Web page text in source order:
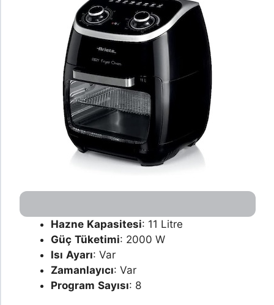
Hazne Kapasitesi: 11 Litre
Güç Tüketimi: 2000 W
Isı Ayarı: Var
Zamanlayıcı: Var
Program Sayısı: 8